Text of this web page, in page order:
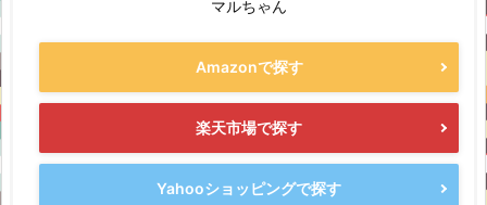
マルちゃん
Amazonで探す
楽天市場で探す
Yahooショッピングで探す